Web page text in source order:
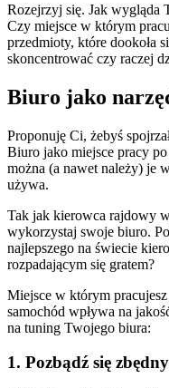
Rozejrzyj się. Jak wygląda
Czy miejsce w którym
przedmioty, które dookoła
skoncentrować czy raczej
Biuro jako
Proponuję Ci, żebyś
Biuro jako miejsce pracy
można (a nawet należy) je
używa.
Tak jak kierowca rajdowy
wykorzystaj swoje biuro.
najlepszego na świecie
rozpadającym się gratem?
Miejsce w którym
samochód wpływa na
na tuning Twojego biura:
1. Pozbądź się